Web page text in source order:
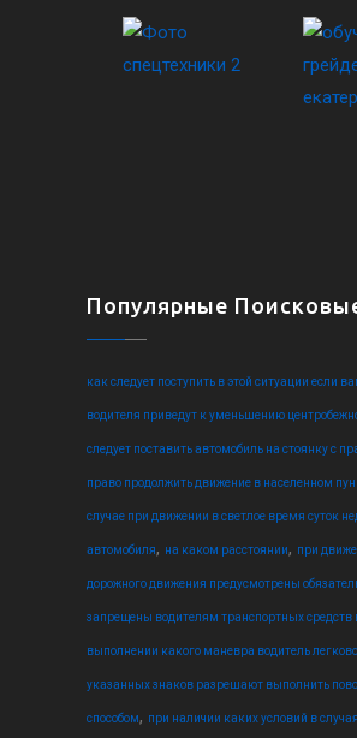
Популярные
как следует поступить в этой ситуации если
водителя приведут к уменьшению
следует поставить автомобиль на стоянку с
право продолжить движение в населенном
случае при движении в светлое время суток
автомобиля, на каком расстоянии, при
дорожного движения предусмотрены
запрещены водителям транспортных средств
выполнении какого маневра водитель
указанных знаков разрешают выполнить
способом, при наличии каких условий в